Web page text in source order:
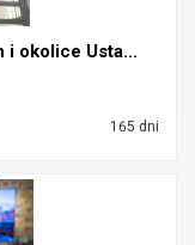
i okolice Usta...
165 dni